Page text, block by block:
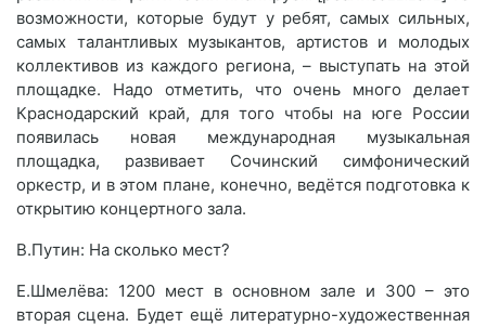
возможности, которые будут у ребят, самых сильных,
самых талантливых музыкантов, артистов и молодых
коллективов из каждого региона, – выступать на этой
площадке. Надо отметить, что очень много делает
Краснодарский край, для того чтобы на юге России
появилась новая международная музыкальная
площадка, развивает Сочинский симфонический
оркестр, и в этом плане, конечно, ведётся подготовка к
открытию концертного зала.
В.Путин: На сколько мест?
Е.Шмелёва: 1200 мест в основном зале и 300 – это
вторая сцена. Будет ещё литературно-художественная